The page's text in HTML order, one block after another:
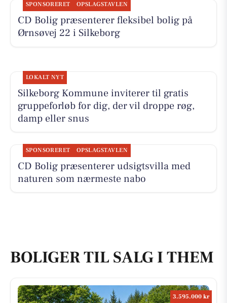
SPONSORERET OPSLAGSTAVLEN
CD Bolig præsenterer fleksibel bolig på
Ørnsøvej 22 i Silkeborg
LOKALT NYT
Silkeborg Kommune inviterer til gratis
gruppeforløb for dig, der vil droppe røg,
damp eller snus
SPONSORERET OPSLAGSTAVLEN
CD Bolig præsenterer udsigtsvilla med
naturen som nærmeste nabo
BOLIGER TIL SALG I THEM
3.595.000 kr